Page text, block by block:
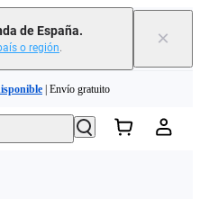
de España.
o región. ×
Chat with our experts now!
| Envío gratuito